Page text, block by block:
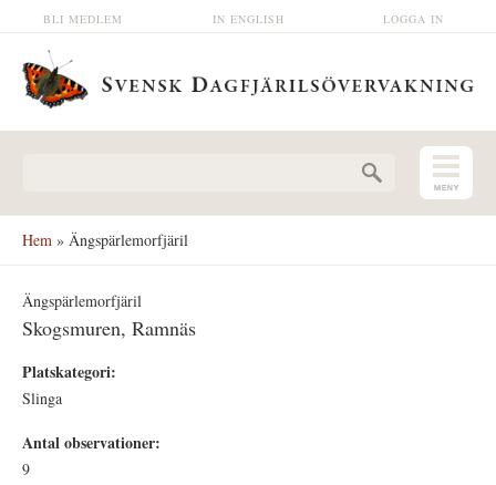
Hoppa till huvudinnehåll LOGGA IN
IN ENGLISH
BLI MEDLEM
Hem » Ängspärlemorfjäril
Ängspärlemorfjäril
Skogsmuren, Ramnäs
Platskategori:
Slinga
Antal observationer:
9